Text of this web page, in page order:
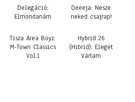
Delegáció:
Elmondanám
Deeeja: Nesze
neked csajrap!
Tisza Area Boyz:
M-Town Classics
Vol.1
Hybrid 26
(Hibrid): Eleget
Vártam